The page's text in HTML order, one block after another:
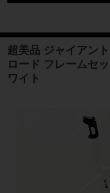
超美品 ジャイアン
ロード フレームセ
ワイト